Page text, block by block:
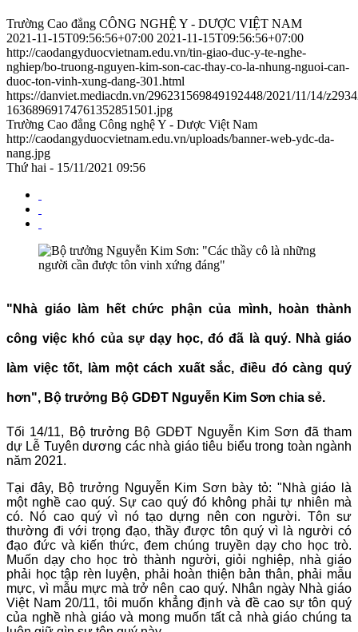
Trường Cao đẳng CÔNG NGHỆ Y - DƯỢC VIỆT NAM
2021-11-15T09:56:56+07:00 2021-11-15T09:56:56+07:00
http://caodangyduocvietnam.edu.vn/tin-giao-duc-y-te-nghe-
nghiep/bo-truong-nguyen-kim-son-cac-thay-co-la-nhung-nguoi-can-
duoc-ton-vinh-xung-dang-301.html
https://danviet.mediacdn.vn/296231569849192448/2021/11/14/
16368969174761352851501.jpg
Trường Cao đẳng Công nghệ Y - Dược Việt Nam
http://caodangyduocvietnam.edu.vn/uploads/banner-web-ydc-da-
nang.jpg
Thứ hai - 15/11/2021 09:56
"Nhà giáo làm hết chức phận của mình, hoàn thành
công việc khó của sự dạy học, đó đã là quý. Nhà giáo
làm việc tốt, làm một cách xuất sắc, điều đó càng quý
hơn", Bộ trưởng Bộ GDĐT Nguyễn Kim Sơn chia sẻ.
Tối 14/11, Bộ trưởng Bộ GDĐT Nguyễn Kim Sơn đã tham
dự Lễ Tuyên dương các nhà giáo tiêu biểu trong toàn ngành
năm 2021.
Tại đây, Bộ trưởng Nguyễn Kim Sơn bày tỏ: "Nhà giáo là
một nghề cao quý. Sự cao quý đó không phải tự nhiên mà
có. Nó cao quý vì nó tạo dựng nên con người. Tôn sư
thường đi với trọng đạo, thầy được tôn quý vì là người có
đạo đức và kiến thức, đem chúng truyền dạy cho học trò.
Muốn dạy cho học trò thành người, giỏi nghiệp, nhà giáo
phải học tập rèn luyện, phải hoàn thiện bản thân, phải mẫu
mực, vì mẫu mực mà trở nên cao quý. Nhân ngày Nhà giáo
Việt Nam 20/11, tôi muốn khẳng định và đề cao sự tôn quý
của nghề nhà giáo và mong muốn tất cả nhà giáo chúng ta